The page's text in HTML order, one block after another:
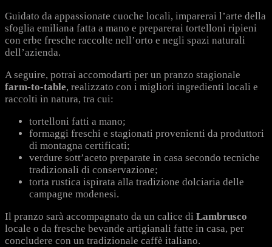
Guidato da appassionate cuoche locali, imparerai l’arte della
sfoglia emiliana fatta a mano e preparerai tortelloni ripieni
con erbe fresche raccolte nell’orto e negli spazi naturali
dell’azienda.
A seguire, potrai accomodarti per un pranzo stagionale
farm-to-table, realizzato con i migliori ingredienti locali e
raccolti in natura, tra cui:
tortelloni fatti a mano;
formaggi freschi e stagionati provenienti da produttori
di montagna certificati;
verdure sott’aceto preparate in casa secondo tecniche
tradizionali di conservazione;
torta rustica ispirata alla tradizione dolciaria delle
campagne modenesi.
Il pranzo sarà accompagnato da un calice di Lambrusco
locale o da fresche bevande artigianali fatte in casa, per
concludere con un tradizionale caffè italiano.